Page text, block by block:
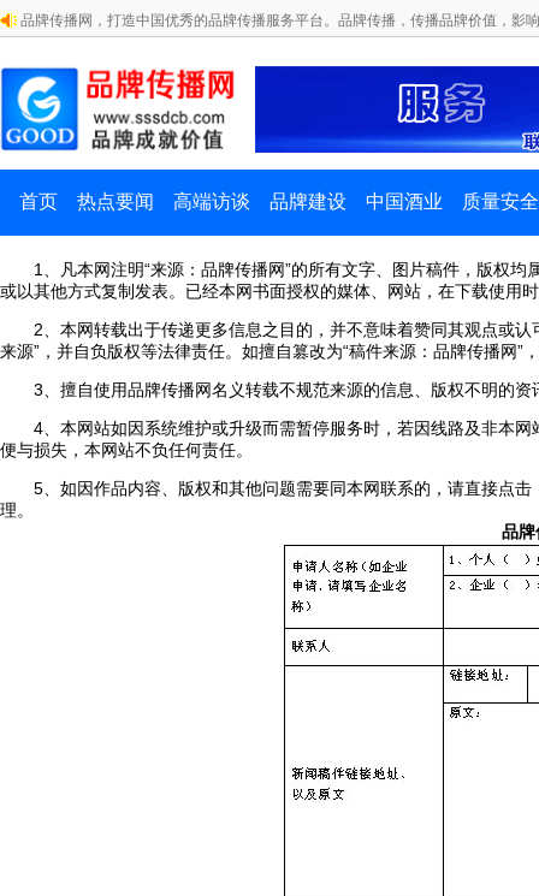
品牌传播网，打造中国优秀的品牌传播服务平台。品牌传播，传播品牌价值，影
首页 热点要闻 高端访谈 品牌建设 中国酒业 质量安全
1、凡本网注明“来源：品牌传播网”的所有文字、图片稿件，版权均
或以其他方式复制发表。已经本网书面授权的媒体、网站，在下载使
2、本网转载出于传递更多信息之目的，并不意味着赞同其观点或认
来源”，并自负版权等法律责任。如擅自篡改为“稿件来源：品牌传播网”
3、擅自使用品牌传播网名义转载不规范来源的信息、版权不明的资
4、本网站如因系统维护或升级而需暂停服务时，若因线路及非本网
便与损失，本网站不负任何责任。
5、如因作品内容、版权和其他问题需要同本网联系的，请直接点击
理。
品牌